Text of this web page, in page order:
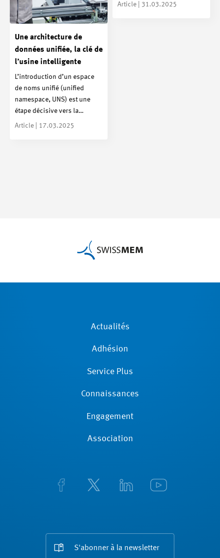
Article | 31.03.2025
Une architecture de
données unifiée, la clé de
l’usine intelligente
L’introduction d’un espace
de noms unifié (unified
namespace, UNS) est une
étape décisive vers la…
Article | 17.03.2025
Actualités
Adhésion
Service Plus
Connaissances
Engagement
Association
S'abonner à la newsletter